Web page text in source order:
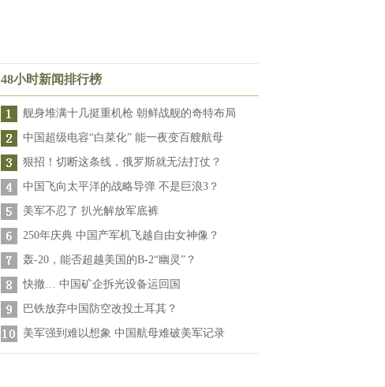
48小时新闻排行榜
舰身堆满十几挺重机枪 朝鲜战舰的奇特布局
中国超级电容“白菜化” 能一夜变百艘航母
狠招！切断这条线，俄罗斯就无法打仗？
中国飞向太平洋的战略导弹 不是巨浪3？
美军不忍了 扒光解放军底裤
250年庆典 中国产军机飞越自由女神像？
轰-20，能否超越美国的B-2“幽灵”？
快撤… 中国矿企拆光设备运回国
巴铁放弃中国防空改投土耳其？
美军强到难以想象 中国航母难破美军记录